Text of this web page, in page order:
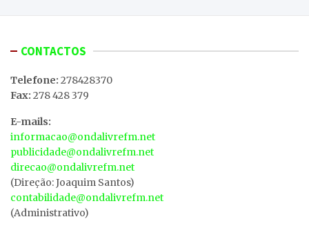
CONTACTOS
Telefone: 278428370
Fax: 278 428 379
E-mails:
informacao@ondalivrefm.net
publicidade@ondalivrefm.net
direcao@ondalivrefm.net
(Direção: Joaquim Santos)
contabilidade@ondalivrefm.net
(Administrativo)